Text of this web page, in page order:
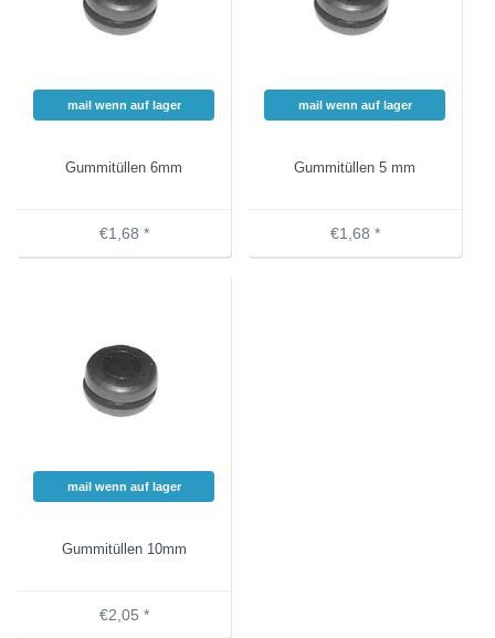
mail wenn auf lager
Gummitüllen 6mm
€1,68 *
mail wenn auf lager
Gummitüllen 5 mm
€1,68 *
mail wenn auf lager
Gummitüllen 10mm
€2,05 *